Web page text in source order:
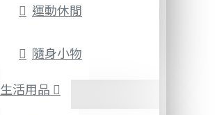
運動休閒
隨身小物
生活用品